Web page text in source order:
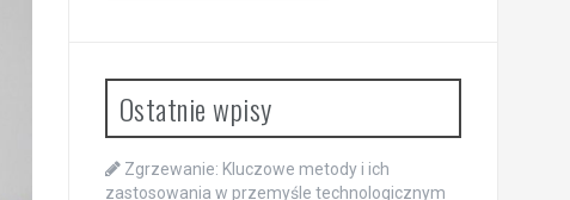
Ostatnie wpisy
Zgrzewanie: Kluczowe metody i ich
zastosowania w przemyśle technologicznym